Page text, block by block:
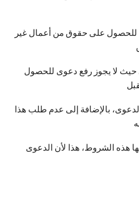
للحصول على حقوق من أعمال غير
حيث لا يجوز رفع دعوى للحصول
بالإضافة إلى عدم طلب هذا
هذه الشروط، هذا لأن الدعوى